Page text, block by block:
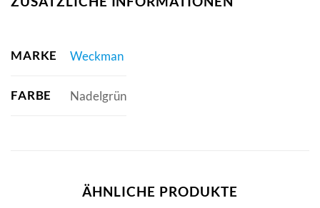
MARKE Weckman
FARBE Nadelgrün
ÄHNLICHE PRODUKTE